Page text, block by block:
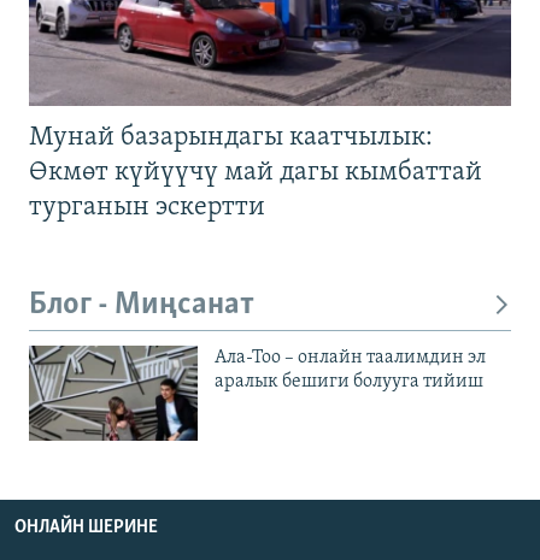
Мунай базарындагы каатчылык:
Өкмөт күйүүчү май дагы кымбаттай
турганын эскертти
Блог - Миңсанат
Ала-Тоо – онлайн таалимдин эл
аралык бешиги болууга тийиш
ОНЛАЙН ШЕРИНЕ